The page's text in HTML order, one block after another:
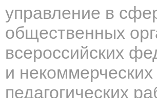
управление в
общественных
всероссийских
и некоммерческих
педагогических